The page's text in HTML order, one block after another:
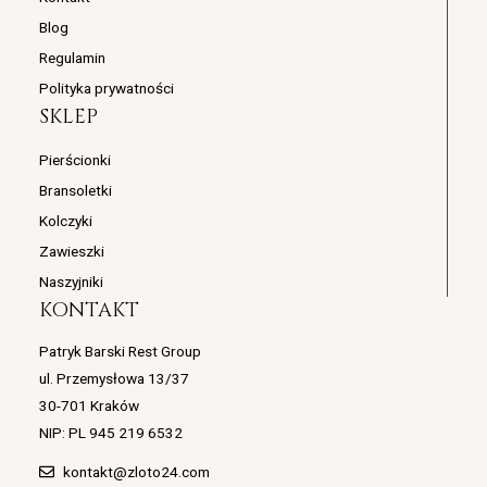
a
Blog
Regulamin
Polityka prywatności
SKLEP
Pierścionki
Bransoletki
Kolczyki
Zawieszki
Naszyjniki
KONTAKT
Patryk Barski Rest Group
ul. Przemysłowa 13/37
30-701 Kraków
NIP: PL 945 219 6532
kontakt@zloto24.com